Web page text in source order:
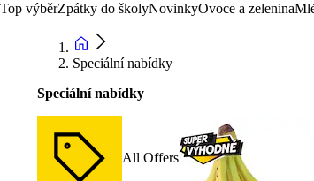
Top výběrZpátky do školyNovinkyOvoce a zelenina
Speciální nabídky
Speciální nabídky
All Offers